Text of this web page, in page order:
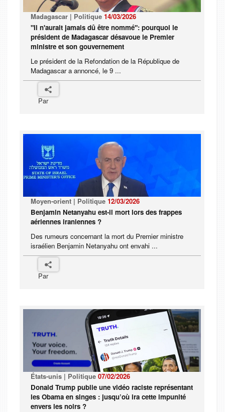
Madagascar | Politique 14/03/2026
"Il n'aurait jamais dû être nommé": pourquoi le
président de Madagascar désavoue le Premier
ministre et son gouvernement
Le président de la Refondation de la République de
Madagascar a annoncé, le 9 ...
Par
Moyen-orient | Politique 12/03/2026
Benjamin Netanyahu est-il mort lors des frappes
aériennes iraniennes ?
Des rumeurs concernant la mort du Premier ministre
israélien Benjamin Netanyahu ont envahi ...
Par
États-unis | Politique 07/02/2026
Donald Trump publie une vidéo raciste représentant
les Obama en singes : jusqu’où ira cette impunité
envers les noirs ?